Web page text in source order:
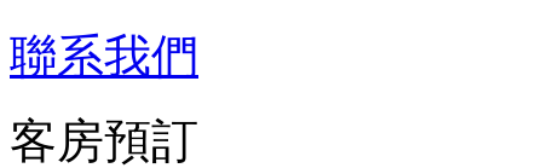
聯系我們
客房預訂